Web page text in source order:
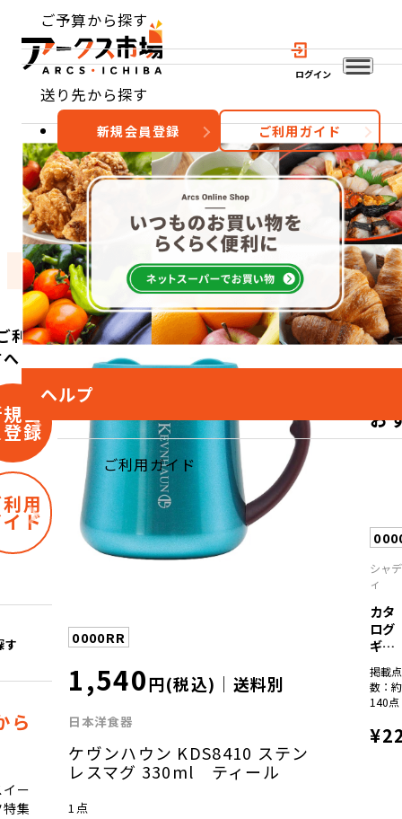
ログイン
ご予算から探す
送り先から探す
ヘルプ
ご利用ガイド
新規会員登録 ご利用ガイド
おすすめ 特集 カテゴリー
利用
会
録
用
ド
す
ら
ー
集
0000RR
1,540円(税込)｜送料別
日本洋食器
ケヴンハウン KDS8410 ステン
レスマグ 330ml ティール
1点
お
シャデ
ィ
カタ
ログ
ギフ
彩...
掲載点
数：約
140点